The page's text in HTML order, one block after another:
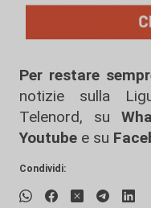
Per restare
notizie sulla
Telenord, su
Youtube e su
Condividi: